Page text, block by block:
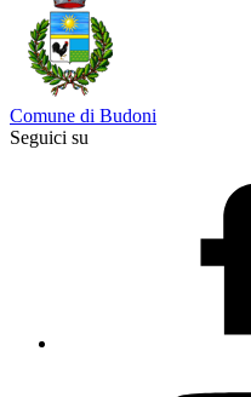
Comune di Budoni
Seguici su